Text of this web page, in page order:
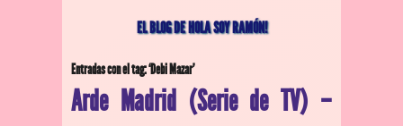
EL BLOG DE HOLA SOY RAMÓN!
Entradas con el tag: ‘Debi Mazar’
Arde Madrid (Serie de TV) –